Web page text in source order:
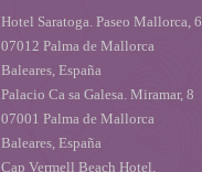
Hotel Saratoga. Paseo Mallorca, 6
07012 Palma de Mallorca
Baleares, España
Palacio Ca sa Galesa. Miramar, 8
07001 Palma de Mallorca
Baleares, España
Cap Vermell Beach Hotel,